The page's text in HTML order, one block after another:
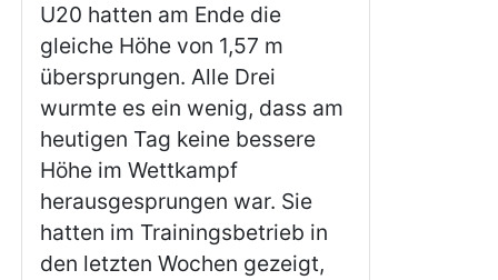
U20 hatten am Ende die
gleiche Höhe von 1,57 m
übersprungen. Alle Drei
wurmte es ein wenig, dass am
heutigen Tag keine bessere
Höhe im Wettkampf
herausgesprungen war. Sie
hatten im Trainingsbetrieb in
den letzten Wochen gezeigt,